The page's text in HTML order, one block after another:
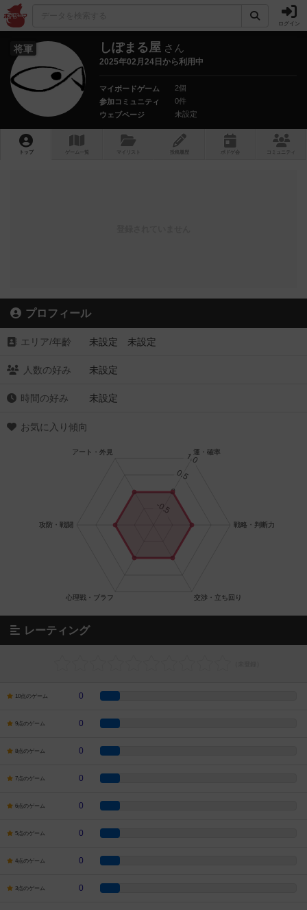
ログイン
将軍 しぽまる屋 さん
2025年02月24日から利用中
マイボードゲーム
2個
参加コミュニティ
0件
ウェブページ
未設定
トップ ゲーム一覧 マイリスト 投稿履歴 ボ ドゲ コミュニティ
プロフィール
エリア/年齡 未設定 未設定
人数の好み 未設定
時間の好み 未設定
お気に入り傾向
レーティング
10点のゲーム 0
9点のゲーム 0
8点のゲーム 0
7点のゲーム 0
6点のゲーム 0
5点のゲーム 0
4点のゲーム 0
3点のゲーム 0